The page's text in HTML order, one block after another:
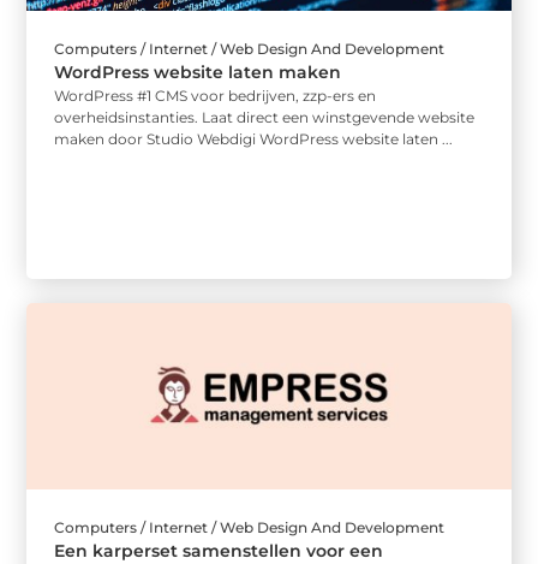
Computers / Internet / Web Design And Development
WordPress website laten maken
WordPress #1 CMS voor bedrijven, zzp-ers en
overheidsinstanties. Laat direct een winstgevende website
maken door Studio Webdigi WordPress website laten ...
Computers / Internet / Web Design And Development
Een karperset samenstellen voor een